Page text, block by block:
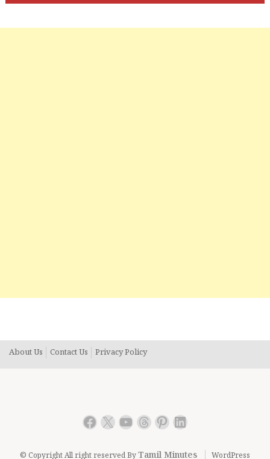
About Us Contact Us Privacy Policy
Facebook
X YouTube
Threads
Pinterest
LinkedIn
© Copyright All right reserved ByTamil Minutes WordPress